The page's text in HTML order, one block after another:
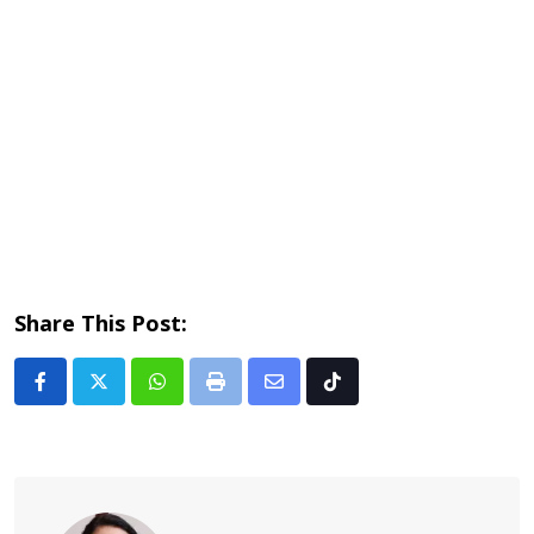
Share This Post:
Whatsapp
Print
Share Tiktok